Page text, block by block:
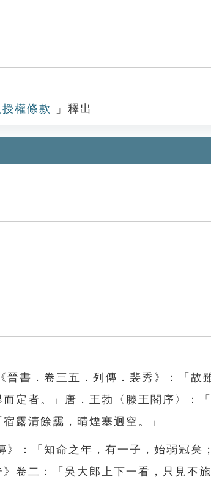
權條款 」釋出
書．卷三五．列傳．裴秀》：「故
定者。」唐．王勃〈滕王閣序〉：
露清餘靄，晴煙塞迥空。」
：「知命之年，有一子，始弱冠矣
卷二：「吳大郎上下一看，只見不